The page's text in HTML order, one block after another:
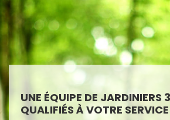
UNE ÉQUIPE DE JARDINIERS
QUALIFIÉS À VOTRE SERVICE